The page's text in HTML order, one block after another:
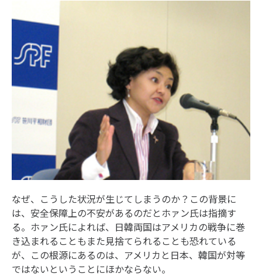
なぜ、こうした状況が生じてしまうのか？この背景に
は、安全保障上の不安があるのだとホァン氏は指摘す
る。ホァン氏によれば、日韓両国はアメリカの戦争に巻
き込まれることもまた見捨てられることも恐れている
が、この根源にあるのは、アメリカと日本、韓国が対等
ではないということにほかならない。